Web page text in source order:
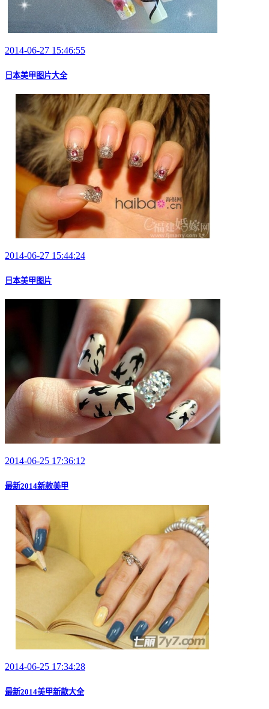
2014-06-27 15:46:55
日本美甲图片大全
2014-06-27 15:44:24
日本美甲图片
2014-06-25 17:36:12
最新2014新款美甲
2014-06-25 17:34:28
最新2014美甲新款大全